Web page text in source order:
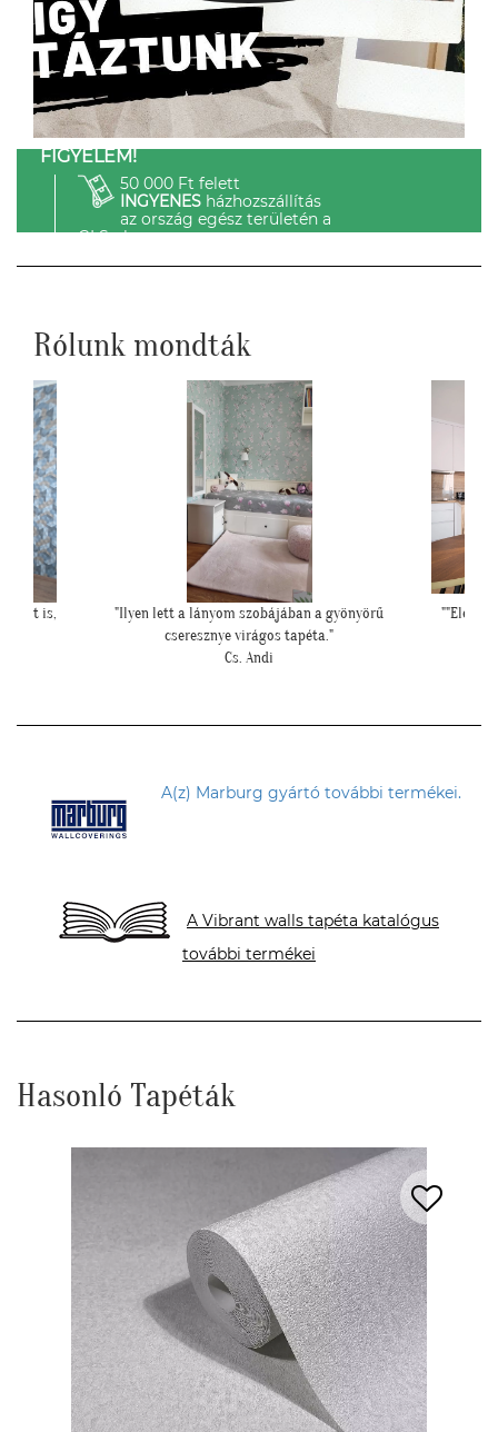
FIGYELEM!
50 000 Ft felett
INGYENESházhozszállítás
az ország egész területén a
GLS-el.
Rólunk mondták
azt is,
"Ilyen lett a lányom szobájában a gyönyörű
cseresznye virágos tapéta."
Cs. Andi
A(z) Marburg gyártó további termékei.
A Vibrant walls tapéta katalógus
további termékei
Hasonló Tapéták